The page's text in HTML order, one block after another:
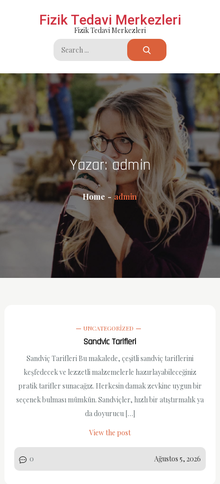
Fizik Tedavi Merkezleri
Fizik Tedavi Merkezleri
Search
for:
Yazar:admin
Home admin
UNCATEGORIZED
Sandvic Tarifleri
Sandviç Tarifleri Bu makalede, çeşitli sandviç tariflerini
keşfedecek ve lezzetli malzemelerle hazırlayabileceğiniz
pratik tarifler sunacağız. Herkesin damak zevkine uygun bir
seçenek bulması mümkün. Sandviçler, hızlı bir atıştırmalık ya
da doyurucu […]
View the post
0 Ağustos 5, 2026